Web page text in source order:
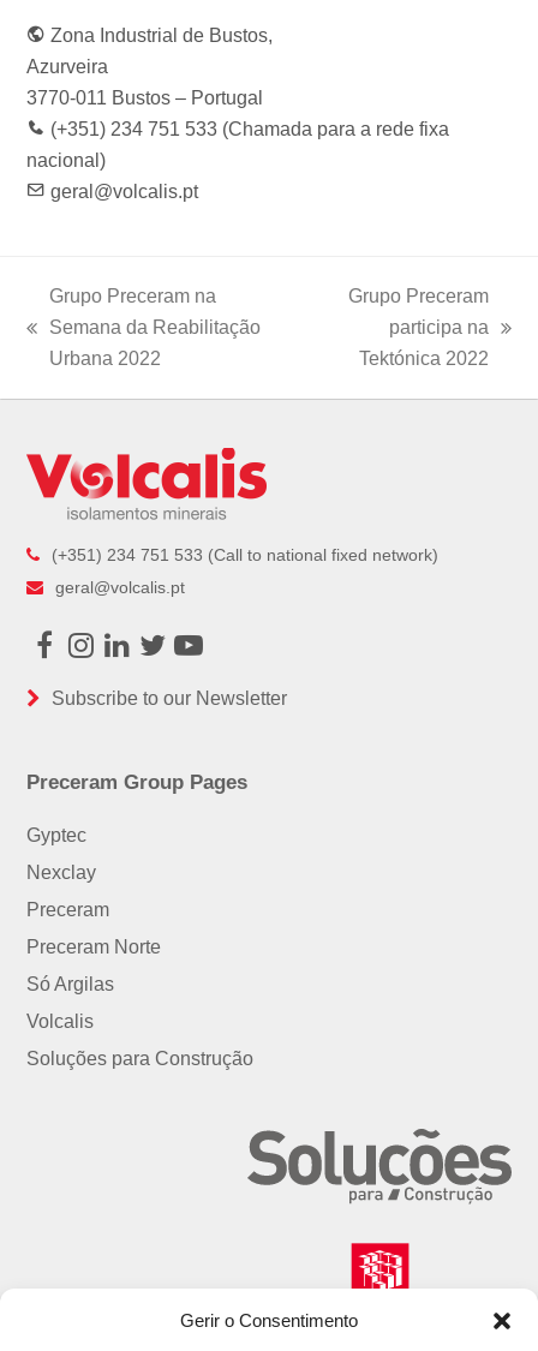
Gerir o Consentimento
o
o
k
g
r
a
m
e
r
d
I
b
e
Zona Industrial de Bustos,
Azurveira
3770-011 Bustos – Portugal
(+351) 234 751 533 (Chamada para a rede fixa
nacional)
geral@volcalis.pt
Grupo Preceram na
Semana da Reabilitação
Urbana 2022
Grupo Preceram
participa na
Tektónica 2022
(+351) 234 751 533 (Call to national fixed network)
geral@volcalis.pt
Facebook
Instagram
LinkedIn
TwitterYoutube
Subscribe to our Newsletter
Preceram Group Pages
Gyptec
Nexclay
Preceram
Preceram Norte
Só Argilas
Volcalis
Soluções para Construção